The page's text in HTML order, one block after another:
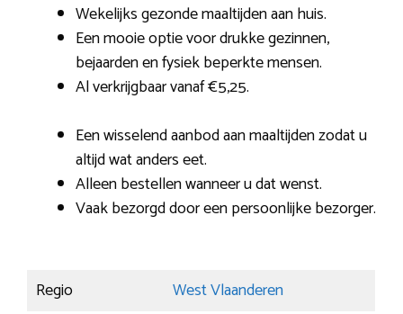
Wekelijks gezonde maaltijden aan huis.
Een mooie optie voor drukke gezinnen,
bejaarden en fysiek beperkte mensen.
Al verkrijgbaar vanaf €5,25.
Een wisselend aanbod aan maaltijden zodat u
altijd wat anders eet.
Alleen bestellen wanneer u dat wenst.
Vaak bezorgd door een persoonlijke bezorger.
Regio
West Vlaanderen